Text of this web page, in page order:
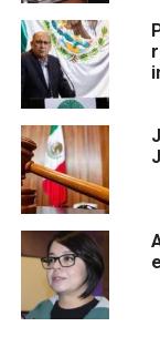
Guadalupe
el patrimonio de
del Fobaproa- a
juicios irregulares,
corrupción en
Potosí y
Añadió que, la